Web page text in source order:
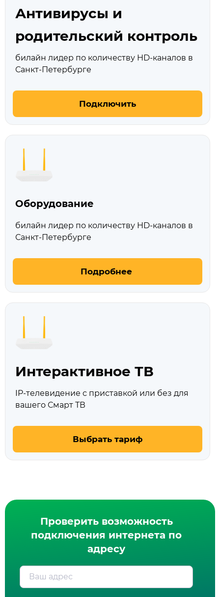
Антивирусы и
родительский контроль
билайн лидер по количеству HD‑каналов в
Санкт-Петербурге
Подключить
Оборудование
билайн лидер по количеству HD‑каналов в
Санкт-Петербурге
Подробнее
Интерактивное ТВ
IP-телевидение с приставкой или без для
вашего Смарт ТВ
Выбрать тариф
Проверить возможность
подключения интернета по
адресу
Ваш адрес